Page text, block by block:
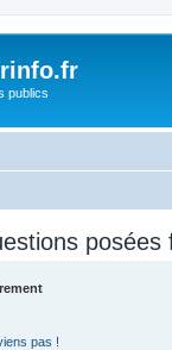
publics
posées
pas !